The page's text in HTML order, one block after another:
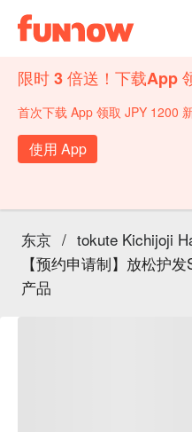
限时 3 倍送！下载App
首次下载 App 领取 JPY 1200
使用 App
东京 / tokute Kichijoji
【预约申请制】放松护
产品